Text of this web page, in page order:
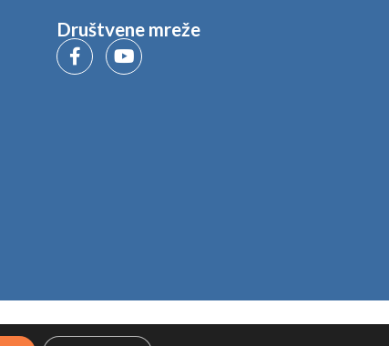
Društvene mreže